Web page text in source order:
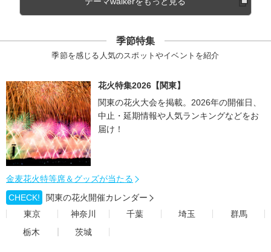
季節特集
季節を感じる人気のスポットやイベントを紹介
花火特集2026【関東】
関東の花火大会を掲載。2026年の開催日、
中止・延期情報や人気ランキングなどをお
届け！
金麦花火特等席＆グッズが当たる
CHECK!
関東の花火開催カレンダー
東京
神奈川 千葉 埼玉
群馬
栃木
茨城